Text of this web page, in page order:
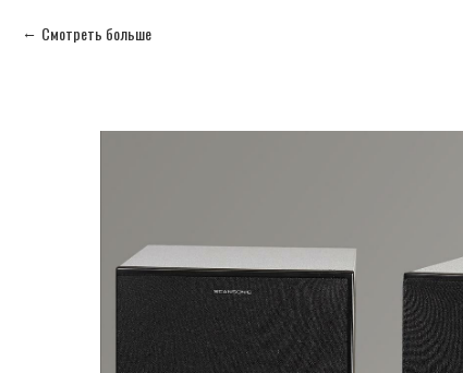
Смотреть больше